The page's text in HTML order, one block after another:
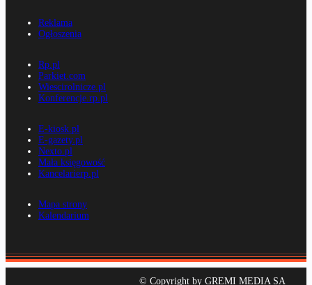
Reklama
Ogłoszenia
Rp.pl
Parkiet.com
Wiescirolnicze.pl
Konferencje.rp.pl
E-kiosk.pl
E-gazety.pl
Nexto.pl
Mała księgowość
Kancelarierp.pl
Mapa strony
Kalendarium
© Copyright by GREMI MEDIA SA